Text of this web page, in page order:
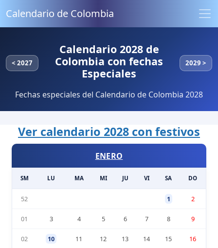
Calendario de Colombia
< 2027
Calendario 2028 de
Colombia con fechas
Especiales
2029 >
Fechas especiales del Calendario de Colombia 2028
Ver calendario 2028 con festivos
ENERO
SM LU MA MI JU VI SA DO
52 1 2
01 3 4 5 6 7 8 9
02 10 11 12 13 14 15 16